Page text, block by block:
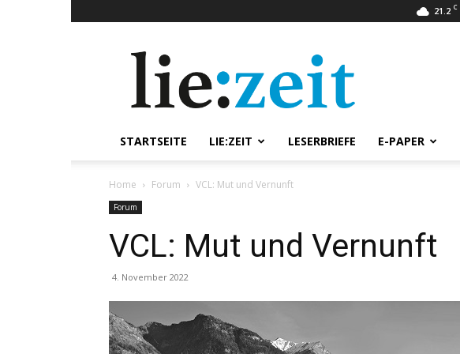
21.2 C
STARTSEITE LIE:ZEIT LESERBRIEFE E-PAPER
Home Forum VCL: Mut und Vernunft
Forum
VCL: Mut und Vernunft
4. November 2022